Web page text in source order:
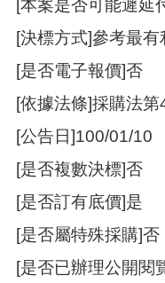
活
動
報
專
回
首
頁
網
導
[本案是否可能遲延
[決標方式]參考最有
[是否電子報價]否
[依據法條]採購法第
[公告日]100/01/10
[是否複數決標]否
[是否訂有底價]是
[是否屬特殊採購]否
[是否已辦理公開閱